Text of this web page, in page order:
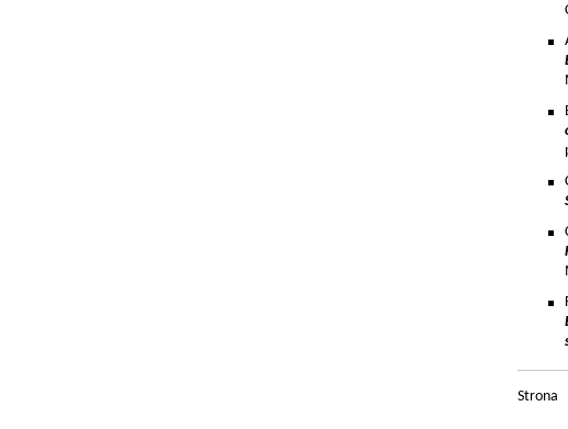
Strona